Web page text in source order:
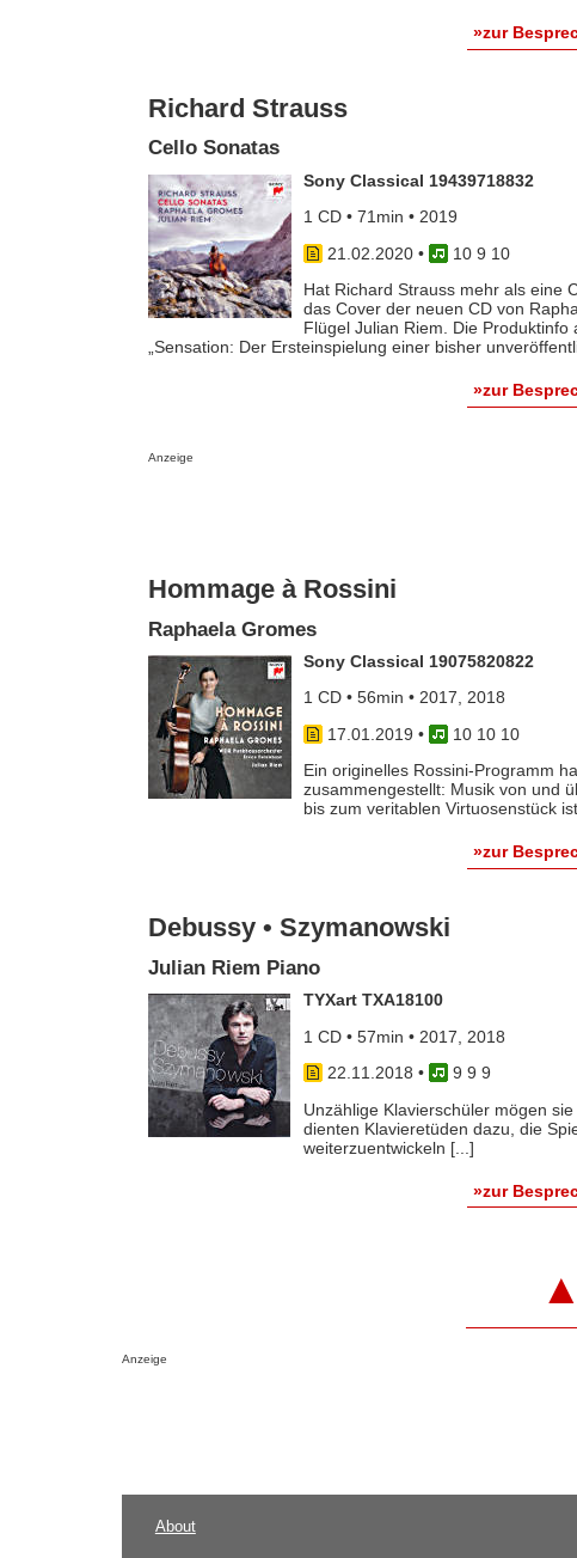
»zur
Richard Strauss
Cello Sonatas
Sony Classical 19439718832
1 CD • 71min • 2019
21.02.2020•
10 9 10
Hat Richard Strauss mehr als eine
das Cover der neuen CD von
Flügel Julian Riem. Die
„Sensation: Der Ersteinspielung einer bisher
»zur
Anzeige
Hommage à Rossini
Raphaela Gromes
Sony Classical 19075820822
1 CD • 56min • 2017, 2018
17.01.2019 •
10 10 10
Ein originelles Rossini-Programm
zusammengestellt: Musik von und
bis zum veritablen Virtuosenstück
»zur
Debussy • Szymanowski
Julian Riem Piano
TYXart TXA18100
1 CD • 57min • 2017, 2018
22.11.2018 •
9 9 9
Unzählige Klavierschüler mögen
dienten Klavieretüden dazu, die
weiterzuentwickeln [...]
»zur
▲
Anzeige
About